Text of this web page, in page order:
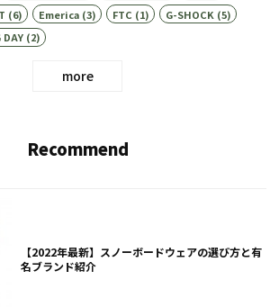
(6) Emerica(3) FTC (1) G-SHOCK (5)
DAY(2)
more
Recommend
【2022年最新】スノーボードウェアの選び方と有
名ブランド紹介